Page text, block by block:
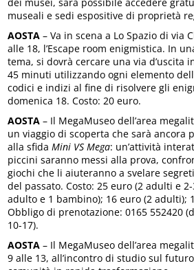
museali e sedi espositive di proprietà
AOSTA – Va in scena a Lo Spazio di via
alle 18, l’Escape room enigmistica. In
tema, si dovrà cercare una via d’uscita
45 minuti utilizzando ogni elemento
codici e indizi al fine di risolvere gli
domenica 18. Costo: 20 euro.
AOSTA – Il MegaMuseo dell’area
un viaggio di scoperta che sarà ancora
alla sfidaMini VS Mega: un’attività
piccini saranno messi alla prova,
giochi che li aiuteranno a svelare
del passato. Costo: 25 euro (2 adulti e
adulto e 1 bambino); 16 euro (2 adulti);
Obbligo di prenotazione: 0165 552420
10-17).
AOSTA – Il MegaMuseo dell’area
9 alle 13, all’incontro di studio sul